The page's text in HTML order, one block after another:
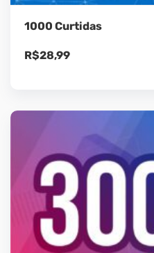
1000 Curtidas
R$28,99